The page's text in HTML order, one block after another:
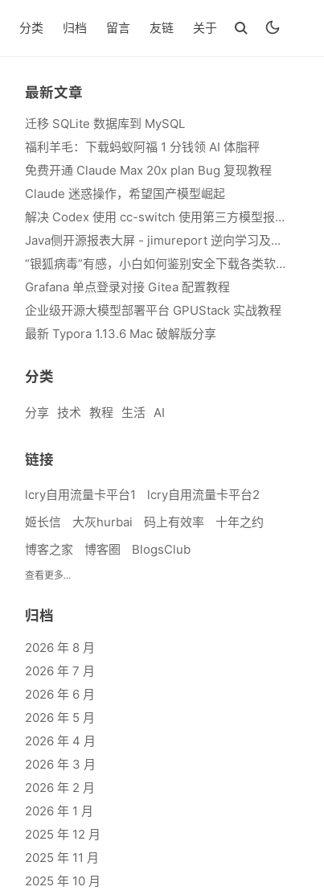
分类 归档 留言 友链 关于
最新文章
迁移 SQLite 数据库到 MySQL
福利羊毛：下载蚂蚁阿福 1 分钱领 AI 体脂秤
免费开通 Claude Max 20x plan Bug 复现教程
Claude 迷惑操作，希望国产模型崛起
解决 Codex 使用 cc-switch 使用第三方模型报错 We&#039;re currently experiencing high demand, which may cause temporary errors.
Java侧开源报表大屏 - jimureport 逆向学习及二开思路
“银狐病毒”有感，小白如何鉴别安全下载各类软件
Grafana 单点登录对接 Gitea 配置教程
企业级开源大模型部署平台 GPUStack 实战教程
最新 Typora 1.13.6 Mac 破解版分享
分类
分享 技术 教程 生活 AI
链接
lcry自用流量卡平台1
lcry自用流量卡平台2
姬长信
大灰hurbai 码上有效率
十年之约
博客之家
博客圈 BlogsClub
查看更多...
归档
2026 年 8 月
2026 年 7 月
2026 年 6 月
2026 年 5 月
2026 年 4 月
2026 年 3 月
2026 年 2 月
2026 年 1 月
2025 年 12 月
2025 年 11 月
2025 年 10 月